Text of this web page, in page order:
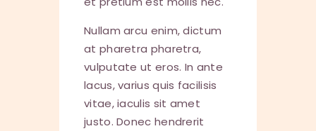
Nullam arcu enim, dictum
at pharetra pharetra,
vulputate ut eros. In ante
lacus, varius quis facilisis
vitae, iaculis sit amet
justo. Donec hendrerit